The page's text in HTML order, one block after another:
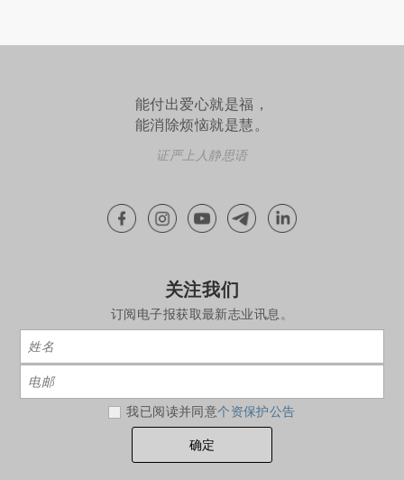
能付出爱心就是福，
能消除烦恼就是慧。
证严上人静思语
关注我们
订阅电子报获取最新志业讯息。
我已阅读并同意个资保护公告